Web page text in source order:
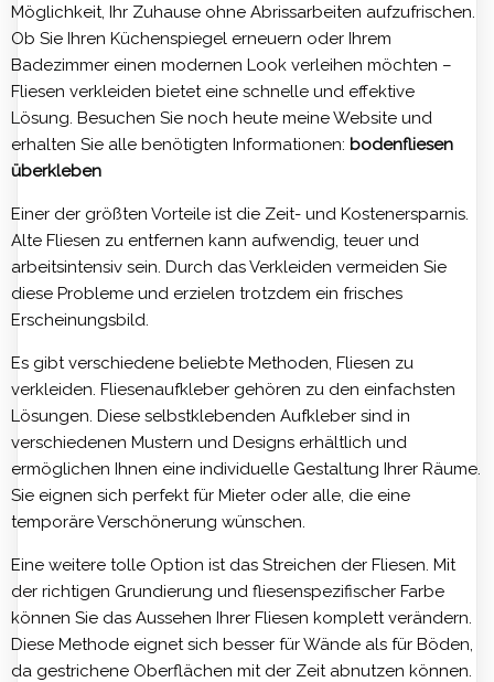
Möglichkeit, Ihr Zuhause ohne Abrissarbeiten aufzufrischen.
Ob Sie Ihren Küchenspiegel erneuern oder Ihrem
Badezimmer einen modernen Look verleihen möchten –
Fliesen verkleiden bietet eine schnelle und effektive
Lösung. Besuchen Sie noch heute meine Website und
erhalten Sie alle benötigten Informationen: bodenfliesen
überkleben
Einer der größten Vorteile ist die Zeit- und Kostenersparnis.
Alte Fliesen zu entfernen kann aufwendig, teuer und
arbeitsintensiv sein. Durch das Verkleiden vermeiden Sie
diese Probleme und erzielen trotzdem ein frisches
Erscheinungsbild.
Es gibt verschiedene beliebte Methoden, Fliesen zu
verkleiden. Fliesenaufkleber gehören zu den einfachsten
Lösungen. Diese selbstklebenden Aufkleber sind in
verschiedenen Mustern und Designs erhältlich und
ermöglichen Ihnen eine individuelle Gestaltung Ihrer Räume.
Sie eignen sich perfekt für Mieter oder alle, die eine
temporäre Verschönerung wünschen.
Eine weitere tolle Option ist das Streichen der Fliesen. Mit
der richtigen Grundierung und fliesenspezifischer Farbe
können Sie das Aussehen Ihrer Fliesen komplett verändern.
Diese Methode eignet sich besser für Wände als für Böden,
da gestrichene Oberflächen mit der Zeit abnutzen können.